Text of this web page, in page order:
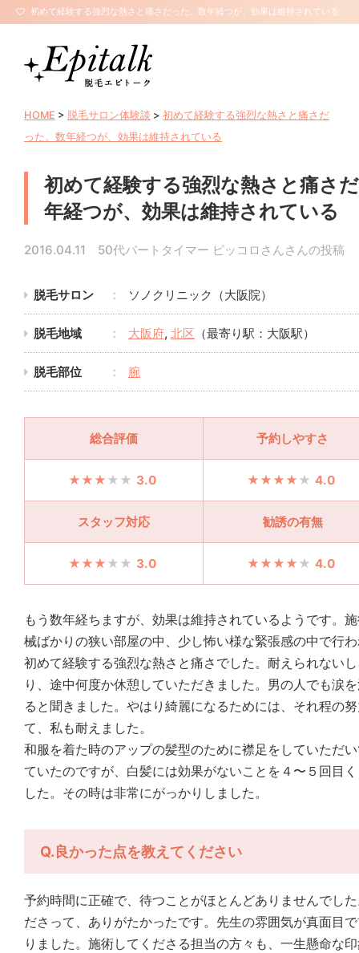
初めて経験する強烈な熱さと痛さだった。数年経つが、効果は維持されている
HOME > 脱毛サロン体験談 > 初めて経験する強烈な熱さと痛さだ
った。数年経つが、効果は維持されている
初めて経験する強烈な熱さと痛さ
年経つが、効果は維持されている
2016.04.11 50代パートタイマー ピッコロさんさんの投稿
脱毛サロン ソノクリニック（大阪院）
脱毛地域 大阪府, 北区 （最寄り駅：大阪駅）
脱毛部位 腕
総合評価 予約しやすさ
3.0 4.0
スタッフ対応 勧誘の有無
3.0 4.0
もう数年経ちますが、効果は維持されているようです。
械ばかりの狭い部屋の中、少し怖い様な緊張感の中で行
初めて経験する強烈な熱さと痛さでした。耐えられない
り、途中何度か休憩していただきました。男の人でも涙
ると聞きました。やはり綺麗になるためには、それ程の
て、私も耐えました。
和服を着た時のアップの髪型のために襟足をしていただ
ていたのですが、白髪には効果がないことを４〜５回目
した。その時は非常にがっかりしました。
Q.良かった点を教えてください
予約時間に正確で、待つことがほとんどありませんでし
ださって、ありがたかったです。先生の雰囲気が真面目
りました。施術してくださる担当の方々も、一生懸命な